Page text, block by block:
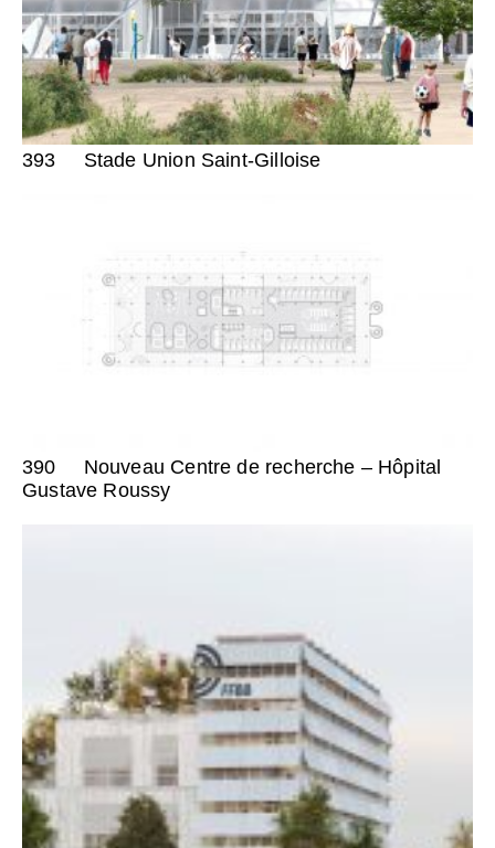
393 Stade Union Saint-Gilloise
390
Nouveau Centre de recherche – Hôpital
Gustave Roussy